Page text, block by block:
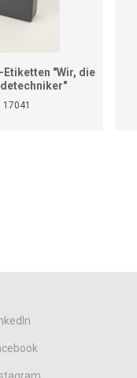
"Wir, die
17041